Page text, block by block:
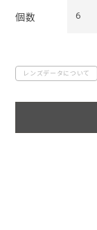
個数 6
レンズデータについて